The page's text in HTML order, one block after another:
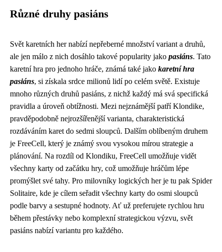
Různé druhy pasiáns
Svět karetních her nabízí nepřeberné množství variant a druhů,
ale jen málo z nich dosáhlo takové popularity jako pasiáns. Tato
karetní hra pro jednoho hráče, známá také jako karetní hra
pasiáns, si získala srdce milionů lidí po celém světě. Existuje
mnoho různých druhů pasiáns, z nichž každý má svá specifická
pravidla a úroveň obtížnosti. Mezi nejznámější patří Klondike,
pravděpodobně nejrozšířenější varianta, charakteristická
rozdáváním karet do sedmi sloupců. Dalším oblíbeným druhem
je FreeCell, který je známý svou vysokou mírou strategie a
plánování. Na rozdíl od Klondiku, FreeCell umožňuje vidět
všechny karty od začátku hry, což umožňuje hráčům lépe
promýšlet své tahy. Pro milovníky logických her je tu pak Spider
Solitaire, kde je cílem seřadit všechny karty do osmi sloupců
podle barvy a sestupné hodnoty. Ať už preferujete rychlou hru
během přestávky nebo komplexní strategickou výzvu, svět
pasiáns nabízí variantu pro každého.